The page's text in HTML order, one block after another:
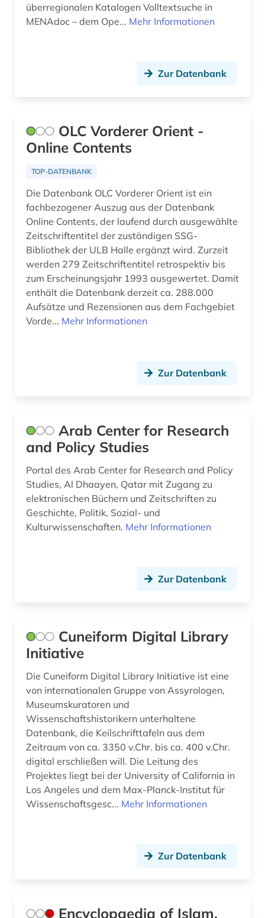
überregionalen Katalogen Volltextsuche in
MENAdoc – dem Ope... Mehr Informationen
Zur Datenbank
OLC Vorderer Orient -
Online Contents
TOP-DATENBANK
Die Datenbank OLC Vorderer Orient ist ein
fachbezogener Auszug aus der Datenbank
Online Contents, der laufend durch ausgewählte
Zeitschriftentitel der zuständigen SSG-
Bibliothek der ULB Halle ergänzt wird. Zurzeit
werden 279 Zeitschriftentitel retrospektiv bis
zum Erscheinungsjahr 1993 ausgewertet. Damit
enthält die Datenbank derzeit ca. 288.000
Aufsätze und Rezensionen aus dem Fachgebiet
Vorde... Mehr Informationen
Zur Datenbank
Arab Center for Research
and Policy Studies
Portal des Arab Center for Research and Policy
Studies, Al Dhaayen, Qatar mit Zugang zu
elektronischen Büchern und Zeitschriften zu
Geschichte, Politik, Sozial- und
Kulturwissenschaften. Mehr Informationen
Zur Datenbank
Cuneiform Digital Library
Initiative
Die Cuneiform Digital Library Initiative ist eine
von internationalen Gruppe von Assyrologen,
Museumskuratoren und
Wissenschaftshistorikern unterhaltene
Datenbank, die Keilschrifttafeln aus dem
Zeitraum von ca. 3350 v.Chr. bis ca. 400 v.Chr.
digital erschließen will. Die Leitung des
Projektes liegt bei der University of California in
Los Angeles und dem Max-Planck-Institut für
Wissenschaftsgesc... Mehr Informationen
Zur Datenbank
Encyclopaedia of Islam,